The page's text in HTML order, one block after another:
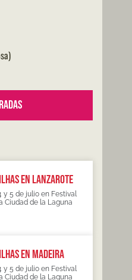
en Lanzarote
y 5 de julio en Festival
Ciudad de la Laguna
en Madeira
y 5 de julio en Festival
Ciudad de la Laguna